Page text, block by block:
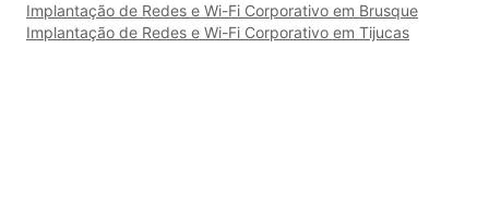
Implantação de Redes e Wi-Fi Corporativo em Brusque
Implantação de Redes e Wi-Fi Corporativo em Tijucas